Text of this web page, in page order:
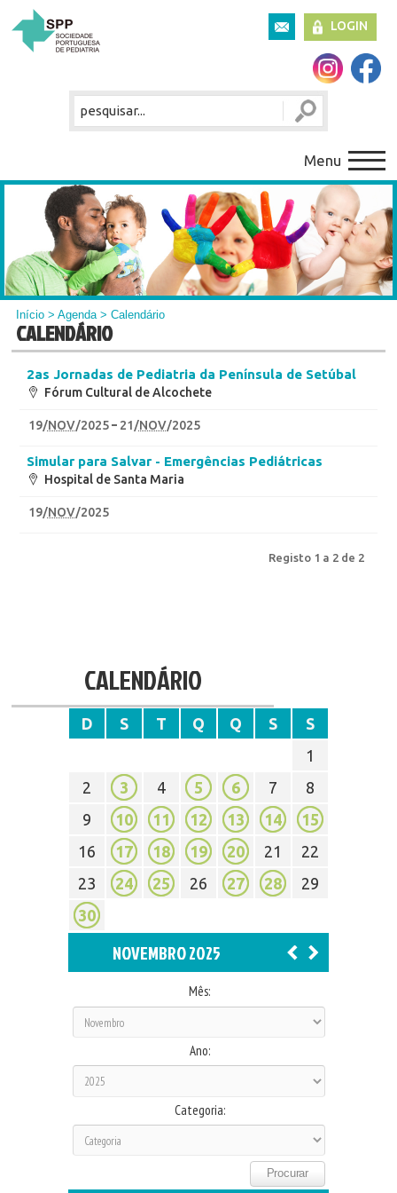
LOGIN
Menu
Início >Agenda> Calendário
CALENDÁRIO
2as Jornadas de Pediatria da Península de Setúbal
Fórum Cultural de Alcochete
19/NOV/2025 21/NOV/2025
Simular para Salvar - Emergências Pediátricas
Hospital de Santa Maria
19/NOV/2025
Registo 1 a 2 de 2
CALENDÁRIO
D S T Q Q S
S
1
2
3 4 5 6 7
8
9
10 11 12 13 14
15
16
17 18 19 20 21
22
23
24 25 26 27 28
29
30
NOVEMBRO 2025
Mês:
Ano:
Categoria: